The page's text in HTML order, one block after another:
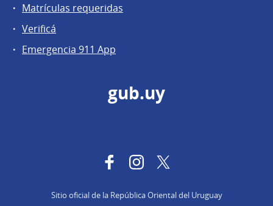
Matrículas requeridas
Verificá
Emergencia 911 App
gub.uy
FacebookInstagram
Sitio oficial de la República Oriental del Uruguay